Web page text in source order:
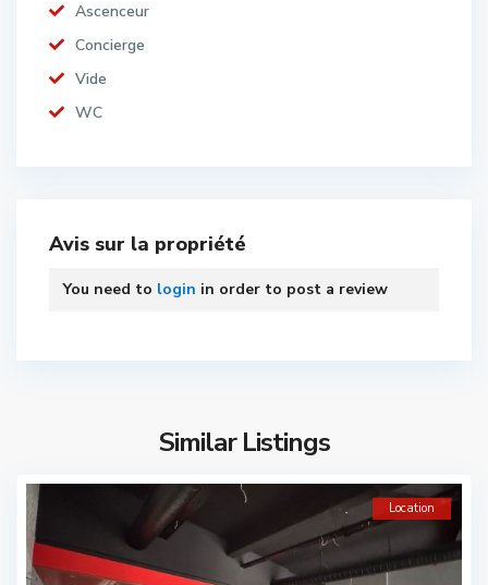
Ascenceur
Concierge
Vide
WC
Avis sur la propriété
You need to login in order to post a review
Similar Listings
Location